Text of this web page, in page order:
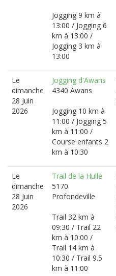
Jogging 9 km à
13:00 / Jogging 6
km à 13:00 /
Jogging 3 km à
13:00
Le
dimanche
28 Juin
2026
Jogging d'Awans
4340 Awans
Jogging 10 km à
11:00 / Jogging 5
km à 11:00 /
Course enfants 2
km à 10:30
Le
dimanche
28 Juin
2026
Trail de la Hulle
5170
Profondeville
Trail 32 km à
09:30 / Trail 22
km à 10:00 /
Trail 14 km à
10:30 / Trail 9.5
km à 11:00